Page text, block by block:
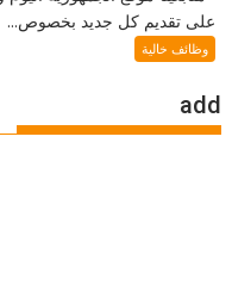
على تقديم كل جديد بخصوص...
وظائف خالية
add